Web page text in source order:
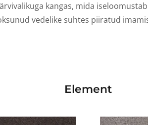
kangas, mida iseloomustab
vedelike suhtes piiratud
Element